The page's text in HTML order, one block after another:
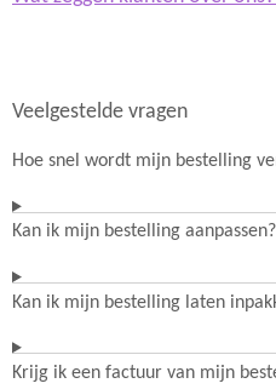
Veelgestelde vragen
Hoe snel wordt mijn bestelling
Kan ik mijn bestelling aanpassen?
Kan ik mijn bestelling laten
Krijg ik een factuur van mijn